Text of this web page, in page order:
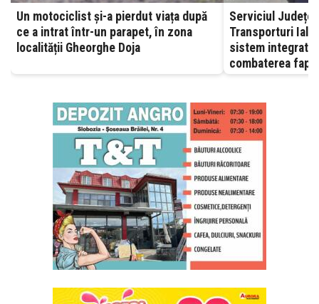
Un motociclist și-a pierdut viața după
ce a intrat într-un parapet, în zona
localității Gheorghe Doja
Serviciul
Transporturi Ialomița –
sistem integrat,
combaterea